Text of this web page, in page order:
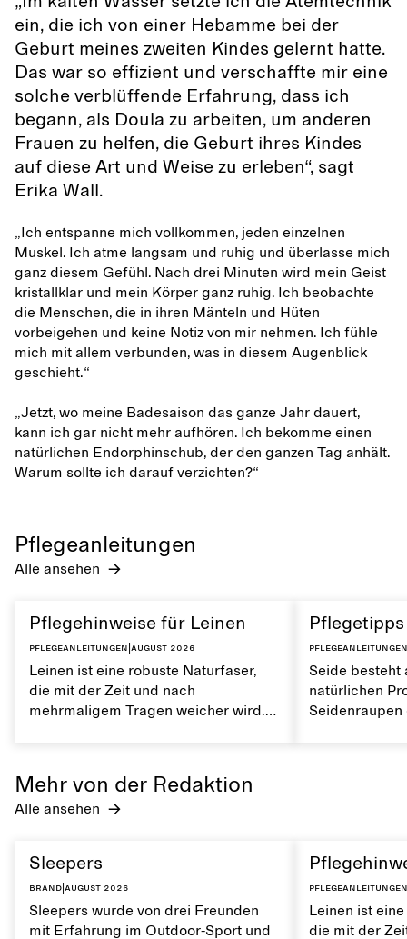
ein, die ich von einer Hebamme bei der
Geburt meines zweiten Kindes gelernt hatte.
Das war so effizient und verschaffte mir eine
solche verblüffende Erfahrung, dass ich
begann, als Doula zu arbeiten, um anderen
Frauen zu helfen, die Geburt ihres Kindes
auf diese Art und Weise zu erleben“, sagt
Erika Wall.
„Ich entspanne mich vollkommen, jeden einzelnen
Muskel. Ich atme langsam und ruhig und überlasse mich
ganz diesem Gefühl. Nach drei Minuten wird mein Geist
kristallklar und mein Körper ganz ruhig. Ich beobachte
die Menschen, die in ihren Mänteln und Hüten
vorbeigehen und keine Notiz von mir nehmen. Ich fühle
mich mit allem verbunden, was in diesem Augenblick
geschieht.“
„Jetzt, wo meine Badesaison das ganze Jahr dauert,
kann ich gar nicht mehr aufhören. Ich bekomme einen
natürlichen Endorphinschub, der den ganzen Tag anhält.
Warum sollte ich darauf verzichten?“
Pflegeanleitungen
Alle ansehen
Pflegehinweise für Leinen
Pflegeanleitungen August 2026
Leinen ist eine robuste Naturfaser,
die mit der Zeit und nach
mehrmaligem Tragen weicher wird.
natürlichen Eigenschaften zu
erhalten.
Pflegeanleitungen
Seide besteht
natürlichen
Seidenraupen
Mehr von der Redaktion
Alle ansehen
Sleepers
Brand August 2026
Sleepers wurde von drei Freunden
mit Erfahrung im Outdoor-Sport und
Pflegeanleitungen
Leinen ist
die mit der